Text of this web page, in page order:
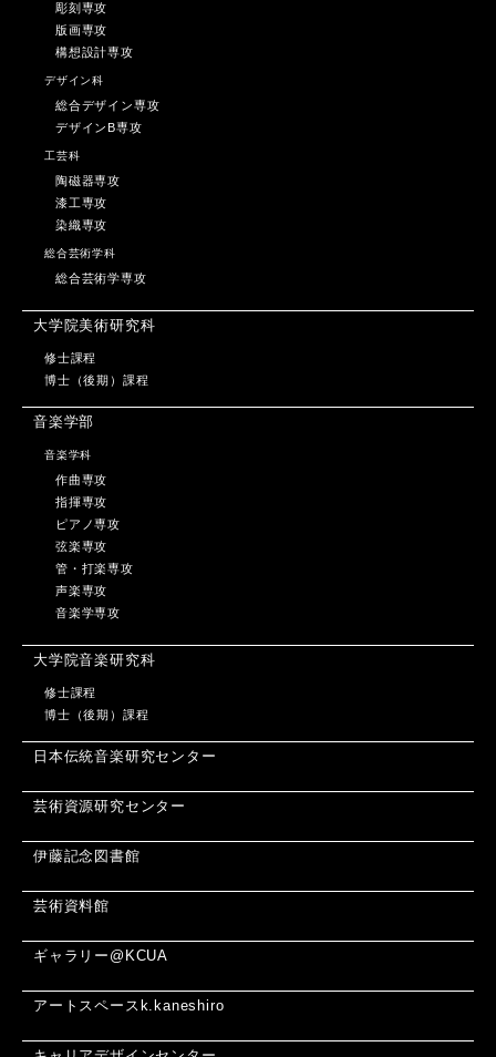
彫刻専攻
版画専攻
構想設計専攻
デザイン科
総合デザイン専攻
デザインB専攻
工芸科
陶磁器専攻
漆工専攻
染織専攻
総合芸術学科
総合芸術学専攻
大学院美術研究科
修士課程
博士（後期）課程
音楽学部
音楽学科
作曲専攻
指揮専攻
ピアノ専攻
弦楽専攻
管・打楽専攻
声楽専攻
音楽学専攻
大学院音楽研究科
修士課程
博士（後期）課程
日本伝統音楽研究センター
芸術資源研究センター
伊藤記念図書館
芸術資料館
ギャラリー@KCUA
アートスペースk.kaneshiro